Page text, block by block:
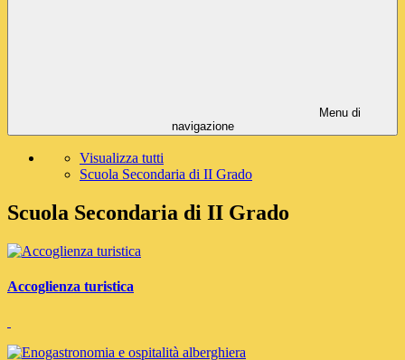
Menu di
navigazione
Visualizza tutti
Scuola Secondaria di II Grado
Scuola Secondaria di II Grado
Accoglienza turistica